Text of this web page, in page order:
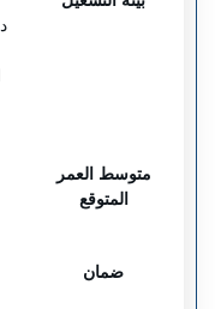
متوسط العمر
المتوقع
ضمان